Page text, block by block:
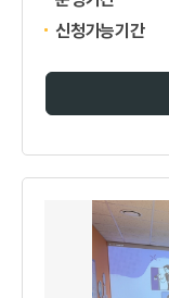
신청가능기간